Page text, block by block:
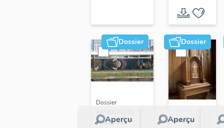
Dossier
Aperçu
Dossier
IM78002670 |
Réalisé par
Dossier
Aperçu
Dossier